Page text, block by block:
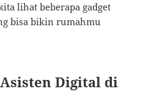
lihat beberapa gadget
bisa bikin rumahmu
Digital di